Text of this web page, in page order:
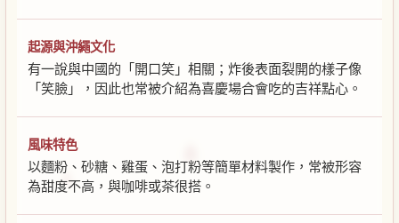
起源與沖繩文化
有一說與中國的「開口笑」相關；炸後表面裂開的樣子像
「笑臉」，因此也常被介紹為喜慶場合會吃的吉祥點心。
風味特色
以麵粉、砂糖、雞蛋、泡打粉等簡單材料製作，常被形容
為甜度不高，與咖啡或茶很搭。